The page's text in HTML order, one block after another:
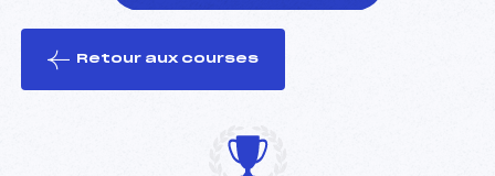
le ski
Retour aux courses